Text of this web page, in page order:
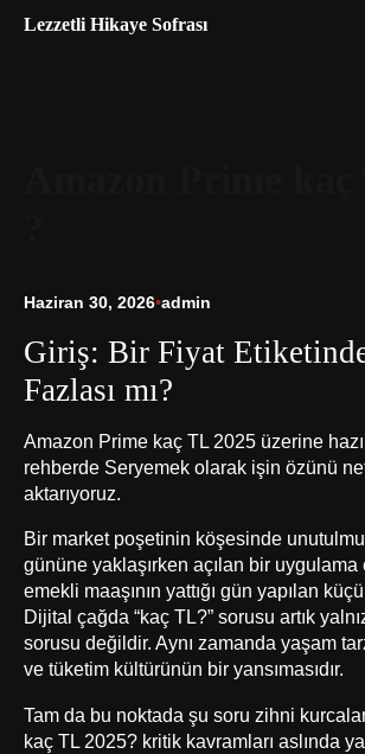
Lezzetli Hikaye Sofrası
Haziran 30, 2026•admin
Giriş: Bir Fiyat
Fazlası mı?
Amazon Prime kaç TL 2025 üzerine
rehberde Seryemek olarak işin özünü
aktarıyoruz.
Bir market poşetinin köşesinde
gününe yaklaşırken açılan bir uygulama
emekli maaşının yattığı gün yapılan
Dijital çağda “kaç TL?” sorusu artık
sorusu değildir. Aynı zamanda yaşam
ve tüketim kültürünün bir yansımasıdır.
Tam da bu noktada şu soru zihni
kaç TL 2025? kritik kavramları aslında